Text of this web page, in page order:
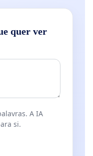
quer ver
A IA
si.